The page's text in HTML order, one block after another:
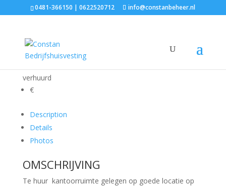
0481-366150 | 0622520712 info@constanbeheer.nl
Peppelenbos 5-B
verhuurd
€
Description
Details
Photos
OMSCHRIJVING
Te huur kantoorruimte gelegen op goede locatie op